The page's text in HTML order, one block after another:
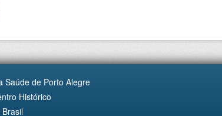
Saúde de Porto Alegre
Histórico